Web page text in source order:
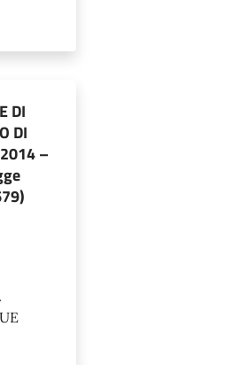
DI
DI
–